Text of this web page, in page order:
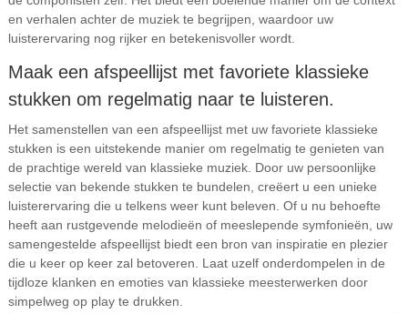
en verhalen achter de muziek te begrijpen, waardoor uw
luisterervaring nog rijker en betekenisvoller wordt.
Maak een afspeellijst met favoriete klassieke
stukken om regelmatig naar te luisteren.
Het samenstellen van een afspeellijst met uw favoriete klassieke
stukken is een uitstekende manier om regelmatig te genieten van
de prachtige wereld van klassieke muziek. Door uw persoonlijke
selectie van bekende stukken te bundelen, creëert u een unieke
luisterervaring die u telkens weer kunt beleven. Of u nu behoefte
heeft aan rustgevende melodieën of meeslepende symfonieën, uw
samengestelde afspeellijst biedt een bron van inspiratie en plezier
die u keer op keer zal betoveren. Laat uzelf onderdompelen in de
tijdloze klanken en emoties van klassieke meesterwerken door
simpelweg op play te drukken.